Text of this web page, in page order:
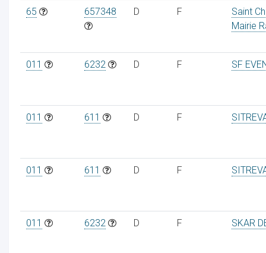
65 657348 D F
Saint
Mairie
011 6232 D F SF
011 611 D F
011 611 D F
011 6232 D F SKAR